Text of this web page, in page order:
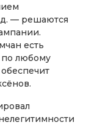
— решаются
есть
по любому
обеспечит